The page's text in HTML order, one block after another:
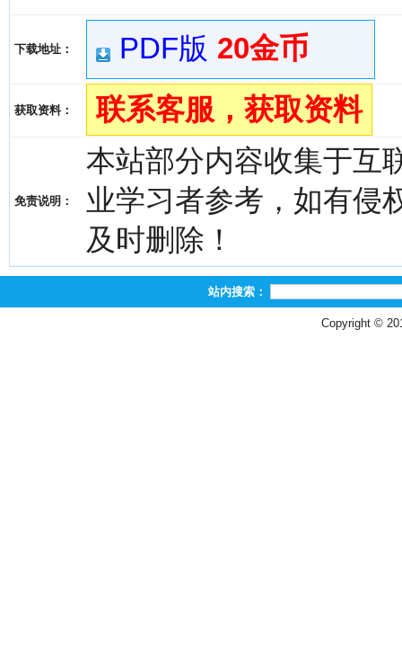
下载地址： PDF版 20金币
获取资料： 联系客服，获取资料
免责说明：
本站部分内容收集于互
业学习者参考，如有侵
及时删除！
站内搜索：
Copyright ©